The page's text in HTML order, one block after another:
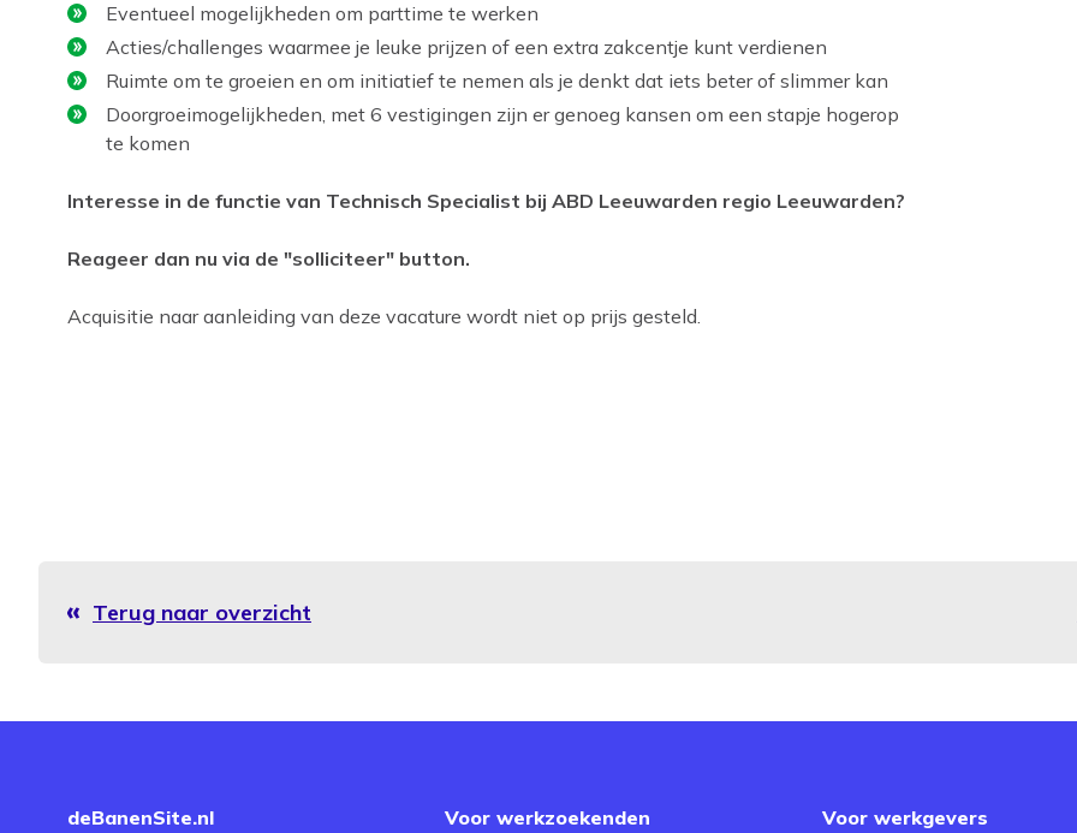
Eventueel mogelijkheden om parttime te werken
Acties/challenges waarmee je leuke prijzen of een extra zakcentje kunt verdienen
Ruimte om te groeien en om initiatief te nemen als je denkt dat iets beter of slimmer kan
Doorgroeimogelijkheden, met 6 vestigingen zijn er genoeg kansen om een stapje hogerop
te komen
Interesse in de functie van Technisch Specialist bij ABD Leeuwarden regio Leeuwarden?
Reageer dan nu via de "solliciteer" button.
Acquisitie naar aanleiding van deze vacature wordt niet op prijs gesteld.
Terug naar overzicht
deBanenSite.nl Voor werkzoekenden Voor werkgevers